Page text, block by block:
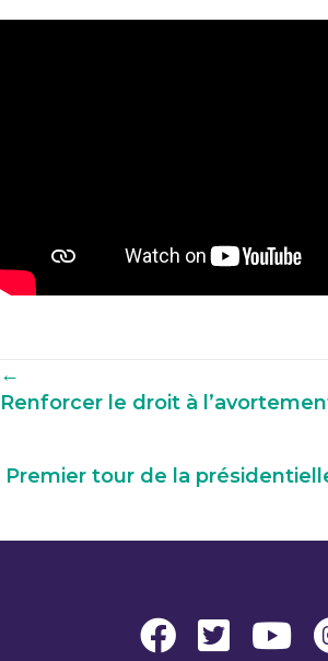
Navigation
parmi
articles
←
Renforcer le droit à
Premier tour de la